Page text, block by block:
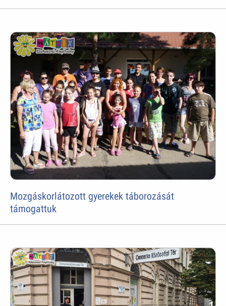
Mozgáskorlátozott gyerekek táborozását
támogattuk